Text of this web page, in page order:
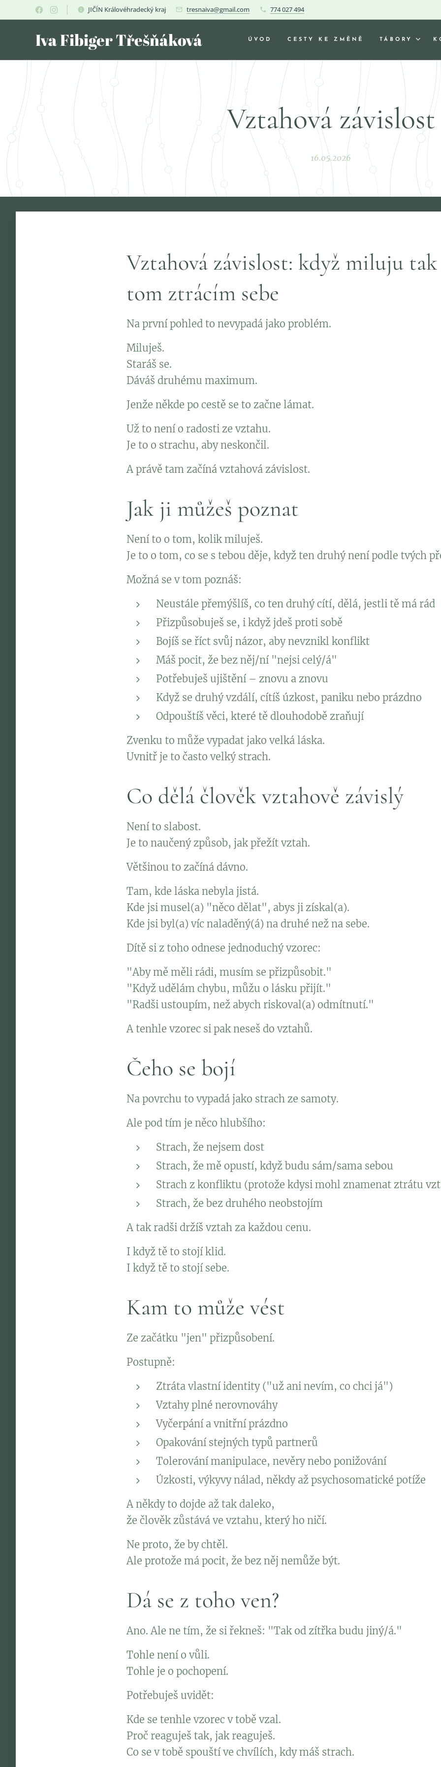
JIČÍN Královéhradecký kraj tresnaiva@gmail.com 774 027 494
Iva Fibiger Třešňáková ÚVOD CESTY KE ZMĚNĚ TÁBORY
Vztahová závislost
16.05.2026
Vztahová závislost: když miluju
tom ztrácím sebe
Na první pohled to nevypadá jako problém.
Miluješ.
Staráš se.
Dáváš druhému maximum.
Jenže někde po cestě se to začne lámat.
Už to není o radosti ze vztahu.
Je to o strachu, aby neskončil.
A právě tam začíná vztahová závislost.
Jak ji můžeš poznat
Není to o tom, kolik miluješ.
Je to o tom, co se s tebou děje, když ten druhý není podle tvých
Možná se v tom poznáš:
Neustále přemýšlíš, co ten druhý cítí, dělá, jestli tě má rád
Přizpůsobuješ se, i když jdeš proti sobě
Bojíš se říct svůj názor, aby nevznikl konflikt
Máš pocit, že bez něj/ní "nejsi celý/á"
Potřebuješ ujištění – znovu a znovu
Když se druhý vzdálí, cítíš úzkost, paniku nebo prázdno
Odpouštíš věci, které tě dlouhodobě zraňují
Zvenku to může vypadat jako velká láska.
Uvnitř je to často velký strach.
Co dělá člověk vztahově závislý
Není to slabost.
Je to naučený způsob, jak přežít vztah.
Většinou to začíná dávno.
Tam, kde láska nebyla jistá.
Kde jsi musel(a) "něco dělat", abys ji získal(a).
Kde jsi byl(a) víc naladěný(á) na druhé než na sebe.
Dítě si z toho odnese jednoduchý vzorec:
"Aby mě měli rádi, musím se přizpůsobit."
"Když udělám chybu, můžu o lásku přijít."
"Radši ustoupím, než abych riskoval(a) odmítnutí."
A tenhle vzorec si pak neseš do vztahů.
Čeho se bojí
Na povrchu to vypadá jako strach ze samoty.
Ale pod tím je něco hlubšího:
Strach, že nejsem dost
Strach, že mě opustí, když budu sám/sama sebou
Strach z konfliktu (protože kdysi mohl znamenat ztrátu
Strach, že bez druhého neobstojím
A tak radši držíš vztah za každou cenu.
I když tě to stojí klid.
I když tě to stojí sebe.
Kam to může vést
Ze začátku "jen" přizpůsobení.
Postupně:
Ztráta vlastní identity ("už ani nevím, co chci já")
Vztahy plné nerovnováhy
Vyčerpání a vnitřní prázdno
Opakování stejných typů partnerů
Tolerování manipulace, nevěry nebo ponižování
Úzkosti, výkyvy nálad, někdy až psychosomatické potíže
A někdy to dojde až tak daleko,
že člověk zůstává ve vztahu, který ho ničí.
Ne proto, že by chtěl.
Ale protože má pocit, že bez něj nemůže být.
Dá se z toho ven?
Ano. Ale ne tím, že si řekneš: "Tak od zítřka budu jiný/á."
Tohle není o vůli.
Tohle je o pochopení.
Potřebuješ uvidět:
Kde se tenhle vzorec v tobě vzal.
Proč reaguješ tak, jak reaguješ.
Co se v tobě spouští ve chvílích, kdy máš strach.